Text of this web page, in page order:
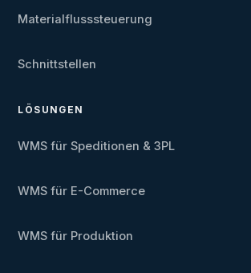
Materialflusssteuerung
Schnittstellen
LÖSUNGEN
WMS für Speditionen & 3PL
WMS für E-Commerce
WMS für Produktion